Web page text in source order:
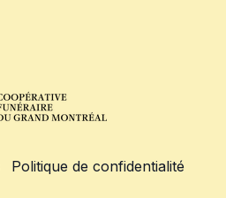
Politique de confidentialité